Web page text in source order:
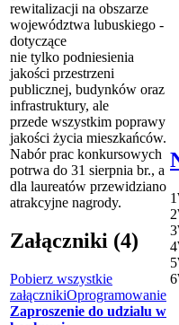
rewitalizacji na obszarze
województwa lubuskiego -
dotyczące
nie tylko podniesienia
jakości przestrzeni
publicznej, budynków oraz
infrastruktury, ale
przede wszystkim poprawy
jakości życia mieszkańców.
Nabór prac konkursowych
potrwa do 31 sierpnia br., a
dla laureatów przewidziano
atrakcyjne nagrody.
Załączniki (4)
Pobierz wszystkie
załącznikiOprogramowanie
Zaproszenie do udzialu w
1
2
3
4
5
6